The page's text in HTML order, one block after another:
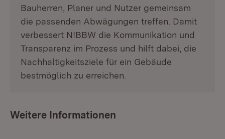
Bauherren, Planer und Nutzer gemeinsam
die passenden Abwägungen treffen. Damit
verbessert N!BBW die Kommunikation und
Transparenz im Prozess und hilft dabei, die
Nachhaltigkeitsziele für ein Gebäude
bestmöglich zu erreichen.
Weitere Informationen